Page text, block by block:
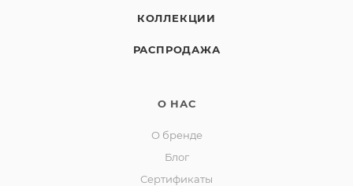
КОЛЛЕКЦИИ
РАСПРОДАЖА
О НАС
О бренде
Блог
Сертификаты